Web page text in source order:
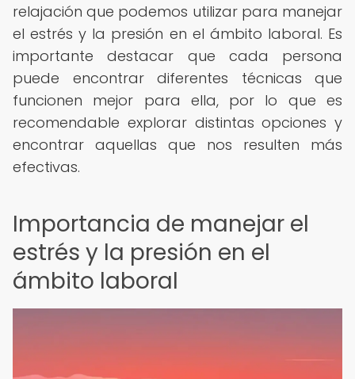
relajación que podemos utilizar para manejar
el estrés y la presión en el ámbito laboral. Es
importante destacar que cada persona
puede encontrar diferentes técnicas que
funcionen mejor para ella, por lo que es
recomendable explorar distintas opciones y
encontrar aquellas que nos resulten más
efectivas.
Importancia de manejar el
estrés y la presión en el
ámbito laboral